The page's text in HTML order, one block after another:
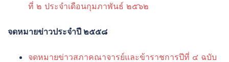
ที่ ๒ ประจำเดือนกุมภาพันธ์ ๒๕๖๒
จดหมายข่าวประจำปี ๒๕๕๘
จดหมายข่าวสภาคณาจารย์และข้าราชการปีที่ ๔ ฉบับ